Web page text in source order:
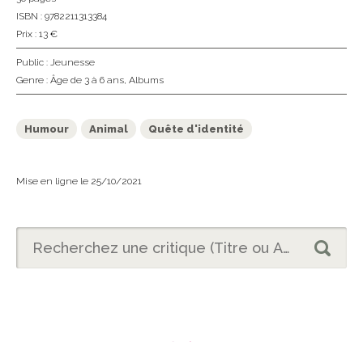
ISBN : 9782211313384
Prix : 13 €
Public : Jeunesse
Genre : Âge de 3 à 6 ans, Albums
Humour Animal Quête d'identité
Mise en ligne le 25/10/2021